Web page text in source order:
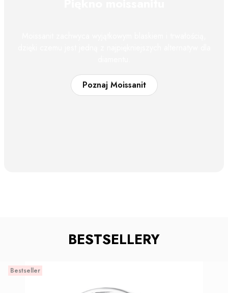
Poznaj Moissanit
BESTSELLERY
Bestseller